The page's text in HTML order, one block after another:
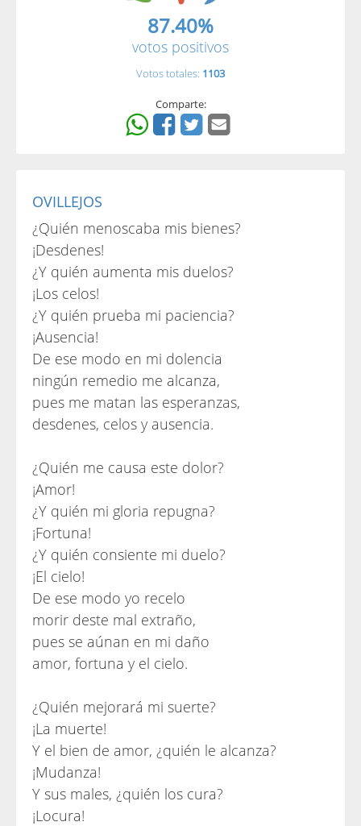
87.40%
votos positivos
Votos totales: 1103
Comparte:
OVILLEJOS
¿Quién menoscaba mis bienes?
¡Desdenes!
¿Y quién aumenta mis duelos?
¡Los celos!
¿Y quién prueba mi paciencia?
¡Ausencia!
De ese modo en mi dolencia
ningún remedio me alcanza,
pues me matan las esperanzas,
desdenes, celos y ausencia.
¿Quién me causa este dolor?
¡Amor!
¿Y quién mi gloria repugna?
¡Fortuna!
¿Y quién consiente mi duelo?
¡El cielo!
De ese modo yo recelo
morir deste mal extraño,
pues se aúnan en mi daño
amor, fortuna y el cielo.
¿Quién mejorará mi suerte?
¡La muerte!
Y el bien de amor, ¿quién le alcanza?
¡Mudanza!
Y sus males, ¿quién los cura?
¡Locura!